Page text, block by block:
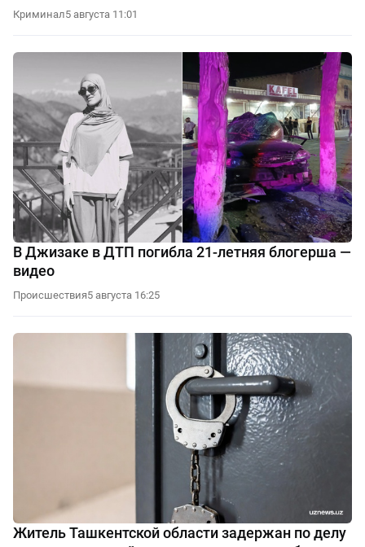
Криминал5 августа 11:01
В Джизаке в ДТП погибла 21-летняя блогерша —
видео
Происшествия5 августа 16:25
Житель Ташкентской области задержан по делу